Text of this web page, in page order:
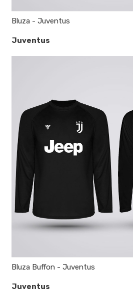
Juventus
Bluza - Juventus
Juventus
Bluza Buffon - Juventus